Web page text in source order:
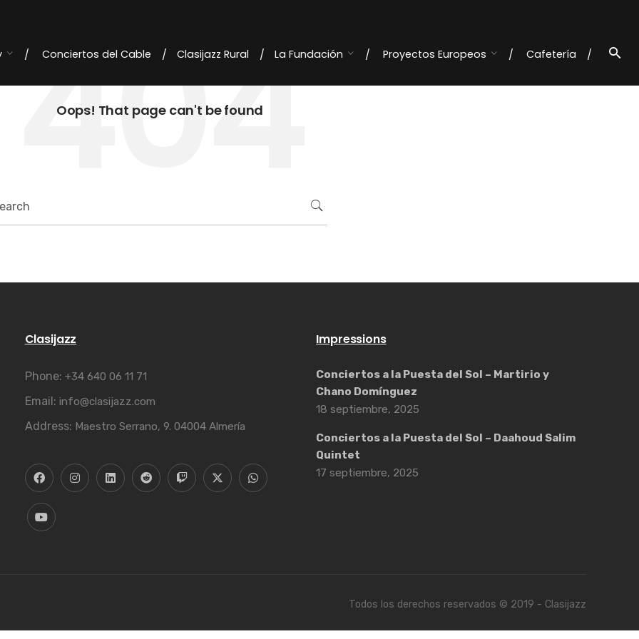
Conciertos del Cable Clasijazz Rural La Fundación Proyectos Europeos
Cafetería
404
Oops! That page can't be found
Clasijazz
Phone: +34 640 06 11 71
Email: info@clasijazz.com
Address: Maestro Serrano, 9. 04004 Almería
Impressions
Conciertos a la Puesta del Sol – Martirio y
Chano Domínguez
18 septiembre, 2025
Conciertos a la Puesta del Sol – Daahoud Salim
Quintet
17 septiembre, 2025
Todos los derechos reservados © 2019 - Clasijazz